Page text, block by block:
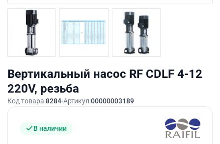
Вертикальный насос RF CDLF 4-12
220V, резьба
Код товара:8284 Артикул:00000003189
В наличии